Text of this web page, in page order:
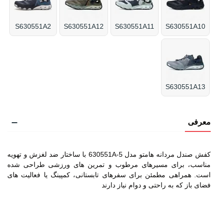
S630551A10
S630551A11
S630551A12
S630551A2
S630551A13
معرفی
کفش صندل مردانه هامتو مدل 630551A-5 با ساختار ضد لغزش و تهویه
مناسب، برای مسیرهای مرطوب و تمرین های ورزشی طراحی شده
است. همراهی مطمئن برای سفرهای تابستانی، کمپینگ یا فعالیت های
فضای باز که به راحتی و دوام نیاز دارند